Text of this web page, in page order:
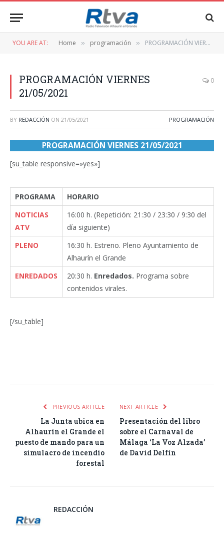
YOU ARE AT: Home » programación » PROGRAMACIÓN VIERNES 21/05/2021
PROGRAMACIÓN VIERNES
21/05/2021
0
BY REDACCIÓN ON 21/05/2021 PROGRAMACIÓN
PROGRAMACIÓN VIERNES 21/05/2021
[su_table responsive=»yes»]
PROGRAMA
HORARIO
NOTICIAS
ATV
16:00 h. (Repetición: 21:30 / 23:30 / 9:30 del
día siguiente)
PLENO
16:30 h. Estreno. Pleno Ayuntamiento de
Alhaurín el Grande
ENREDADOS
20:30 h. Enredados. Programa sobre
contenidos virales.
[/su_table]
PREVIOUS ARTICLE
La Junta ubica en
Alhaurín el Grande el
puesto de mando para un
simulacro de incendio
forestal
NEXT ARTICLE
Presentación del libro
sobre el Carnaval de
Málaga ‘La Voz Alzada’
de David Delfín
REDACCIÓN